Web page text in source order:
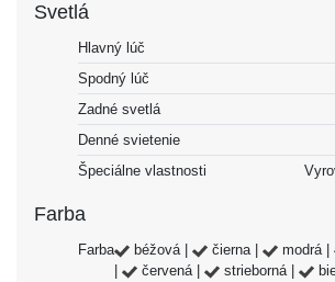
Svetlá
Hlavný lúč
Spodný lúč
Zadné svetlá
Denné svietenie
Špeciálne vlastnosti
Farba
Farba béžová | čierna | modrá |
červená | strieborná |